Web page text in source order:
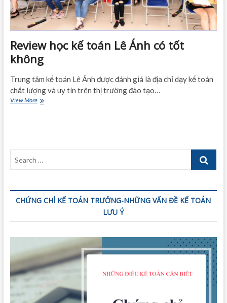
Review học kế toán Lê Ánh có tốt
không
Trung tâm kế toán Lê Ánh được đánh giá là địa chỉ dạy kế toán
chất lượng và uy tín trên thị trường đào tạo…
View MoreReview
tốt
Search
CHỨNG CHỈ KẾ TOÁN TRƯỞNG-NHỮNG VẤN ĐỀ KẾ TOÁN
LƯU Ý